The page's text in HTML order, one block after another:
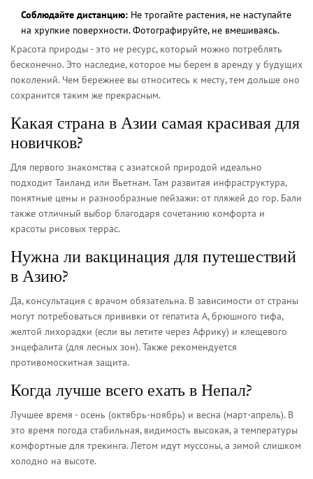
Соблюдайте дистанцию: Не трогайте растения, не наступайте
на хрупкие поверхности. Фотографируйте, не вмешиваясь.
Красота природы - это не ресурс, который можно потреблять
бесконечно. Это наследие, которое мы берем в аренду у будущих
поколений. Чем бережнее вы относитесь к месту, тем дольше оно
сохранится таким же прекрасным.
Какая страна в Азии самая красивая для
новичков?
Для первого знакомства с азиатской природой идеально
подходит Таиланд или Вьетнам. Там развитая инфраструктура,
понятные цены и разнообразные пейзажи: от пляжей до гор. Бали
также отличный выбор благодаря сочетанию комфорта и
красоты рисовых террас.
Нужна ли вакцинация для путешествий
в Азию?
Да, консультация с врачом обязательна. В зависимости от страны
могут потребоваться прививки от гепатита А, брюшного тифа,
желтой лихорадки (если вы летите через Африку) и клещевого
энцефалита (для лесных зон). Также рекомендуется
противомоскитная защита.
Когда лучше всего ехать в Непал?
Лучшее время - осень (октябрь-ноябрь) и весна (март-апрель). В
это время погода стабильная, видимость высокая, а температуры
комфортные для трекинга. Летом идут муссоны, а зимой слишком
холодно на высоте.